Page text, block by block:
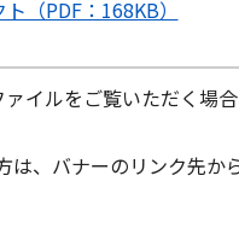
（PDF：168KB）
ァイルをご覧いただく場
、バナーのリンク先か